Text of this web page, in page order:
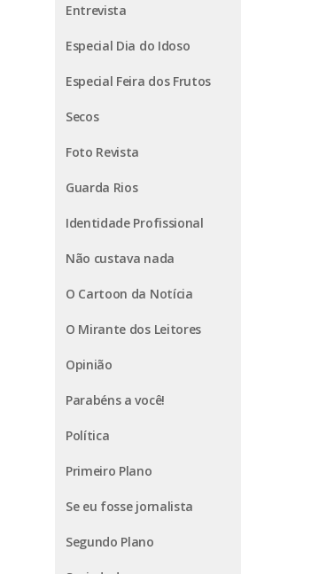
Entrevista
Especial Dia do Idoso
Especial Feira dos Frutos
Secos
Foto Revista
Guarda Rios
Identidade Profissional
Não custava nada
O Cartoon da Notícia
O Mirante dos Leitores
Opinião
Parabéns a você!
Política
Primeiro Plano
Se eu fosse jornalista
Segundo Plano